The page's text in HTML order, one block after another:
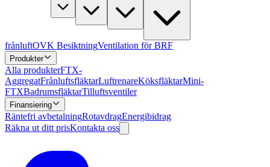
frånluftOVK BesiktningVentilation för BRF
Produkter
Alla produkterFTX-
AggregatFrånluftsfläktarLuftrenareKöksfläktarMini-
FTXBadrumsfläktarTilluftsventiler
Finansiering
Räntefri avbetalningRotavdragEnergibidrag
Räkna ut ditt prisKontakta oss